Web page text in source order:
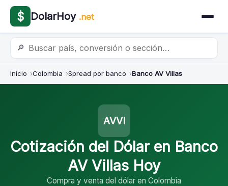
$ DolarHoy .net
🔎
Inicio Colombia Spread por banco Banco AV Villas
AVVI
Cotización del Dólar en Banco
AV Villas Hoy
Compra y venta del dólar en Colombia